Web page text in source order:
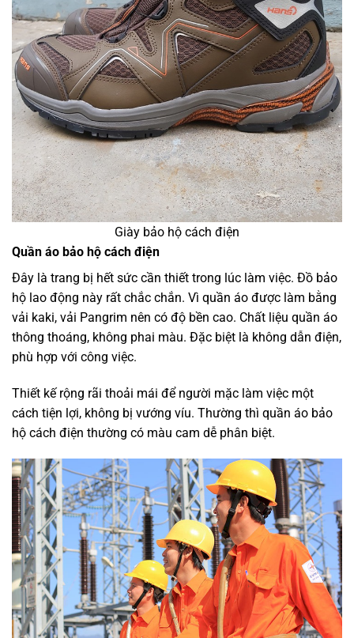
Giày bảo hộ cách điện
Quần áo bảo hộ cách điện
Đây là trang bị hết sức cần thiết trong lúc làm việc. Đồ bảo
hộ lao động này rất chắc chắn. Vì quần áo được làm bằng
vải kaki, vải Pangrim nên có độ bền cao. Chất liệu quần áo
thông thoáng, không phai màu. Đặc biệt là không dẫn điện,
phù hợp với công việc.
Thiết kế rộng rãi thoải mái để người mặc làm việc một
cách tiện lợi, không bị vướng víu. Thường thì quần áo bảo
hộ cách điện thường có màu cam dễ phân biệt.